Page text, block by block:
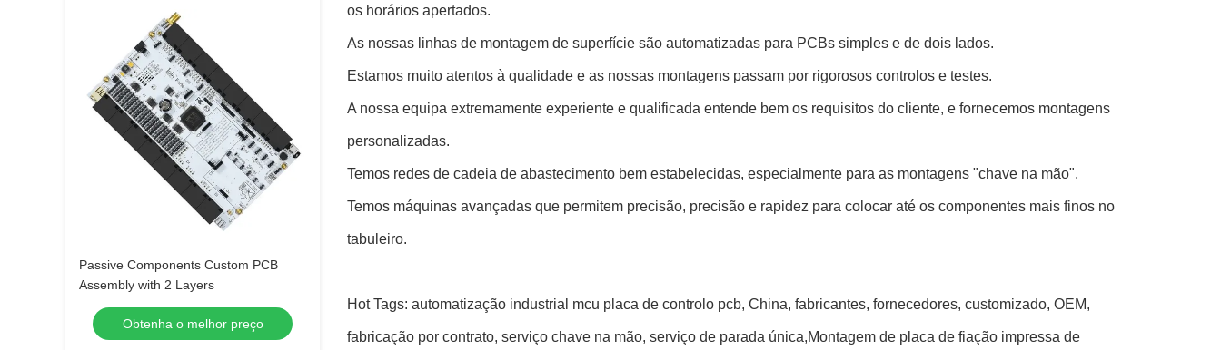
Passive Components Custom PCB
Assembly with 2 Layers
Obtenha o melhor preço
os horários apertados.
As nossas linhas de montagem de superfície são automatizadas para PCBs simples e de dois lados.
Estamos muito atentos à qualidade e as nossas montagens passam por rigorosos controlos e testes.
A nossa equipa extremamente experiente e qualificada entende bem os requisitos do cliente, e fornecemos montagens
personalizadas.
Temos redes de cadeia de abastecimento bem estabelecidas, especialmente para as montagens "chave na mão".
Temos máquinas avançadas que permitem precisão, precisão e rapidez para colocar até os componentes mais finos no
tabuleiro.
Hot Tags: automatização industrial mcu placa de controlo pcb, China, fabricantes, fornecedores, customizado, OEM,
fabricação por contrato, serviço chave na mão, serviço de parada única,Montagem de placa de fiação impressa de